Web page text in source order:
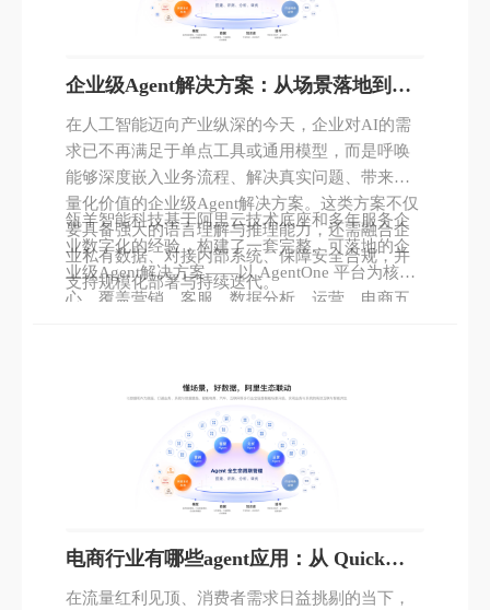
企业级Agent解决方案：从场景落地到智
能协同
在人工智能迈向产业纵深的今天，企业对AI的需
求已不再满足于单点工具或通用模型，而是呼唤
能够深度嵌入业务流程、解决真实问题、带来可
量化价值的企业级Agent解决方案。这类方案不仅
要具备强大的语言理解与推理能力，还需融合企
业私有数据、对接内部系统、保障安全合规，并
支持规模化部署与持续迭代。
瓴羊智能科技基于阿里云技术底座和多年服务企
业数字化的经验，构建了一套完整、可落地的企
业级Agent解决方案——以 AgentOne 平台为核
心，覆盖营销、客服、数据分析、运营、电商五
电商行业有哪些agent应用：从 Quick
Service 到 Dataphin 的智能革命
在流量红利见顶、消费者需求日益挑剔的当下，